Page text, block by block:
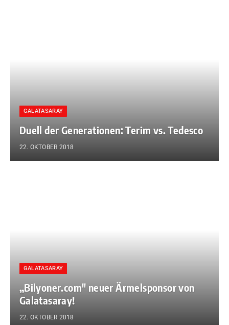
GALATASARAY
Duell der Generationen: Terim vs. Tedesco
22. OKTOBER 2018
GALATASARAY
„Bilyoner.com″ neuer Ärmelsponsor von
Galatasaray!
22. OKTOBER 2018